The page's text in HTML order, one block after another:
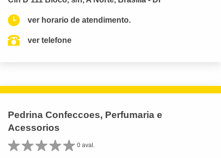
ver horario de atendimento.
ver telefone
Pedrina Confeccoes, Perfumaria e
Acessorios
0 aval.